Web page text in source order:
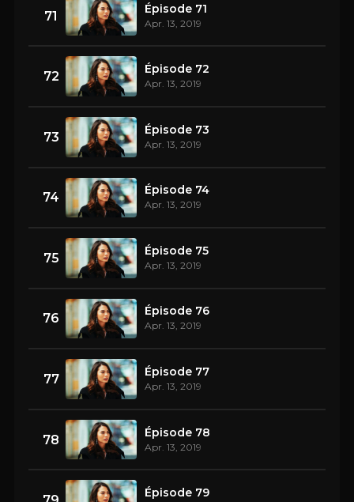
71 Épisode 71
Apr. 13, 2019
72 Épisode 72
Apr. 13, 2019
73 Épisode 73
Apr. 13, 2019
74 Épisode 74
Apr. 13, 2019
75 Épisode 75
Apr. 13, 2019
76 Épisode 76
Apr. 13, 2019
77 Épisode 77
Apr. 13, 2019
78 Épisode 78
Apr. 13, 2019
Épisode 79